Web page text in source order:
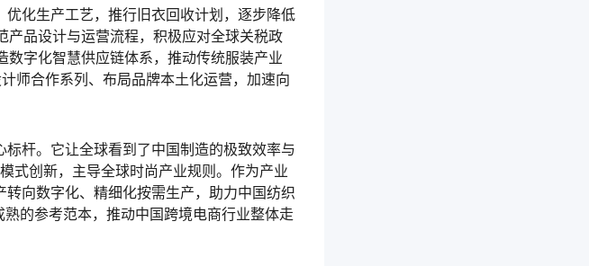
化生产工艺，推行旧衣回收计划，逐步降低
产品设计与运营流程，积极应对全球关税政
字化智慧供应链体系，推动传统服装产业
师合作系列、布局品牌本土化运营，加速向
杆。它让全球看到了中国制造的极致效率与
式创新，主导全球时尚产业规则。作为产业
向数字化、精细化按需生产，助力中国纺织
的参考范本，推动中国跨境电商行业整体走